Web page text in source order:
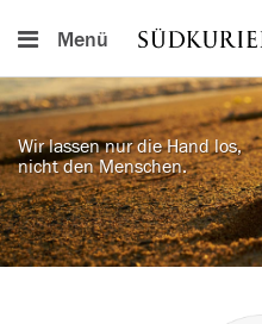
Menü
Wir lassen nur die Hand los,
nicht den Menschen.